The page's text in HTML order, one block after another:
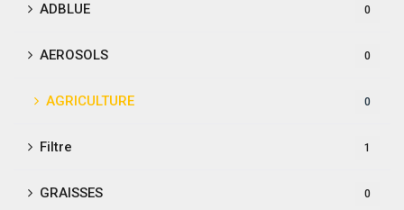
ADBLUE 0
AEROSOLS 0
AGRICULTURE 0
Filtre 1
GRAISSES 0